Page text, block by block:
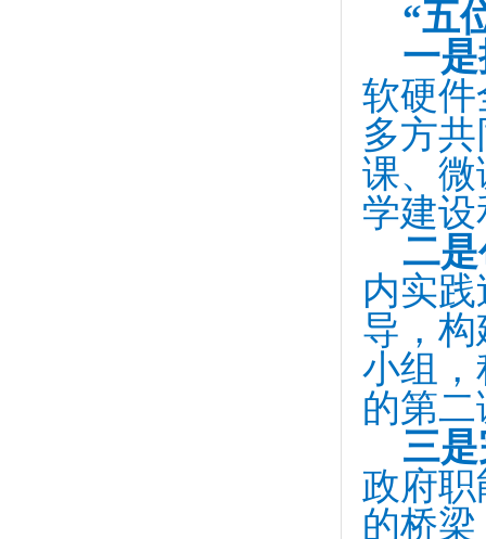
“五
一
软硬
多方
课、
学建
二
内实
导，
小组
的第
三
政府
的桥